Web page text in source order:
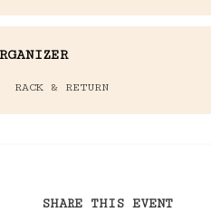
RACK & RETURN
SHARE THIS EVENT